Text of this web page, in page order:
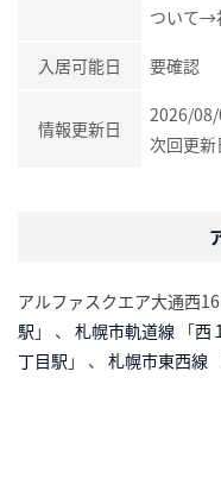
ついて→
入居可能日 要確認
情報更新日
2026/
次回更
アルファスクエア大通西
駅 」 、 札幌市軌道線 「西
丁目駅 」 、 札幌市東西線